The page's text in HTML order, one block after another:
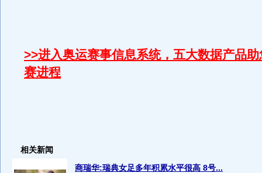
>>进入奥运赛事信息系统，五大数据产品
赛进程
相关新闻
商瑞华:瑞典女足多年积累水平很高 8号...